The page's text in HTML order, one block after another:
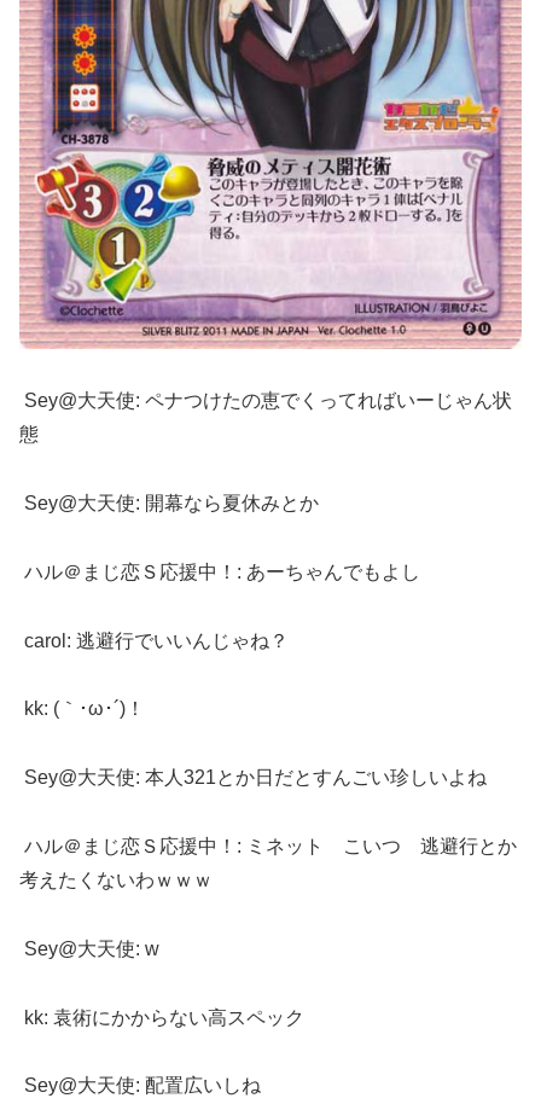
Sey@大天使: ペナつけたの恵でくってればいーじゃん状
態
Sey@大天使: 開幕なら夏休みとか
ハル＠まじ恋Ｓ応援中！: あーちゃんでもよし
carol: 逃避行でいいんじゃね？
kk: (｀･ω･´)！
Sey@大天使: 本人321とか日だとすんごい珍しいよね
ハル＠まじ恋Ｓ応援中！: ミネット こいつ 逃避行とか
考えたくないわｗｗｗ
Sey@大天使: w
kk: 袁術にかからない高スペック
Sey@大天使: 配置広いしね